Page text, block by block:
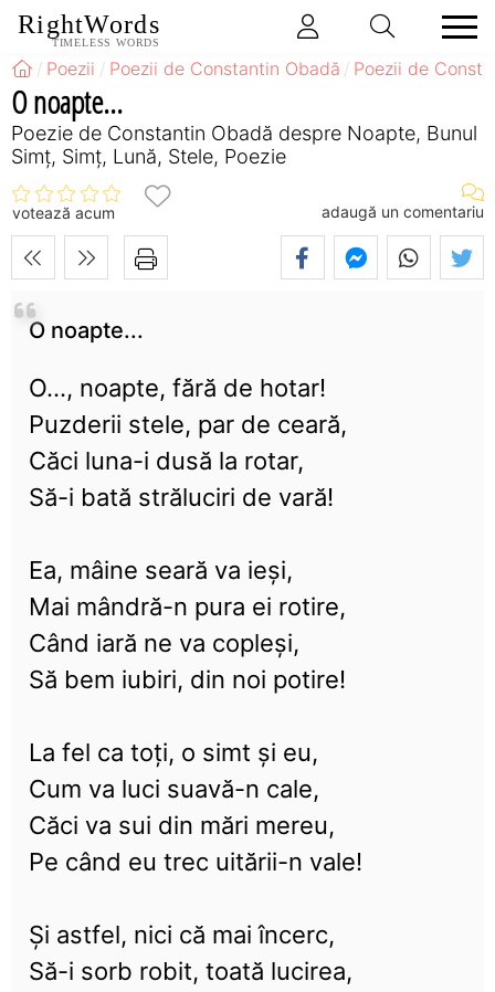
RightWords
TIMELESS WORDS
Poezii Poezii de Constantin Obadă Poezii de
O noapte...
Poezie de Constantin Obadă despre Noapte, Bunul
Simț, Simț, Lună, Stele, Poezie
votează acum adaugă un comentariu
O noapte...
O..., noapte, fără de hotar!
Puzderii stele, par de ceară,
Căci luna-i dusă la rotar,
Să-i bată străluciri de vară!
Ea, mâine seară va ieși,
Mai mândră-n pura ei rotire,
Când iară ne va copleși,
Să bem iubiri, din noi potire!
La fel ca toți, o simt și eu,
Cum va luci suavă-n cale,
Căci va sui din mări mereu,
Pe când eu trec uitării-n vale!
Și astfel, nici că mai încerc,
Să-i sorb robit, toată lucirea,